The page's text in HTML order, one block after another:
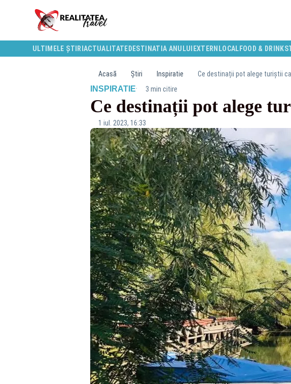
ULTIMELE ȘTIRI ACTUALITATE DESTINATIA ANULUI EXTERN LOCAL FOOD & DRINKS
Acasă Știri Inspiratie Ce destinații pot alege turiștii
INSPIRATIE· 3 min citire
Ce destinații pot alege
1 iul. 2023, 16:33